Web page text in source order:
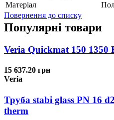
Матеріал
Повернення до списку
Популярні товари
Veria Quickmat 150 1350
15 637.20 грн
Veria
Труба stabi glass PN 16
therm